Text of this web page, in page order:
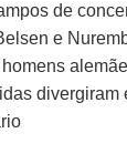
de
e
divergiram